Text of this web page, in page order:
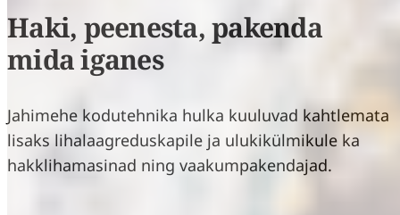
Haki, peenesta, pakenda
mida iganes
Jahimehe kodutehnika hulka kuuluvad kahtlemata
lisaks lihalaagreduskapile ja ulukikülmikule ka
hakklihamasinad ning vaakumpakendajad.